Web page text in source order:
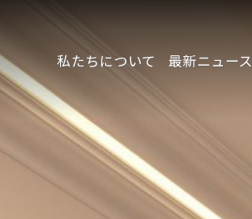
私たちについて 最新ニュース